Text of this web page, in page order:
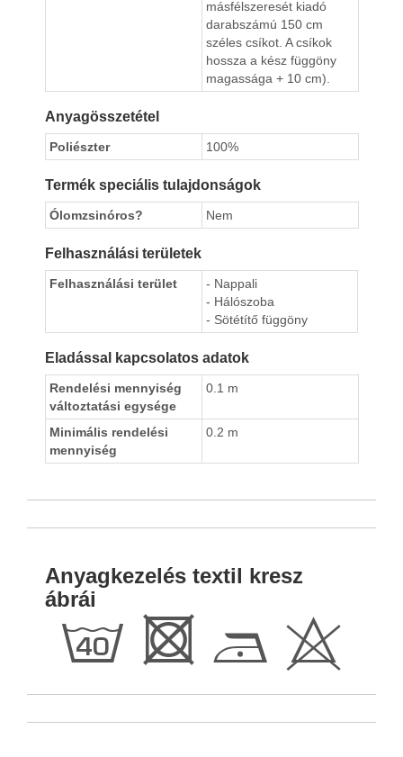
másfélszeresét kiadó
darabszámú 150 cm
széles csíkot. A csíkok
hossza a kész függöny
magassága + 10 cm).
Anyagösszetétel
Poliészter 100%
Termék speciális tulajdonságok
Ólomzsinóros? Nem
Felhasználási területek
Felhasználási terület
- Nappali
- Hálószoba
- Sötétítő függöny
Eladással kapcsolatos adatok
Rendelési mennyiség
változtatási egysége
0.1 m
Minimális rendelési
mennyiség
0.2 m
Anyagkezelés textil kresz
ábrái
h R D H